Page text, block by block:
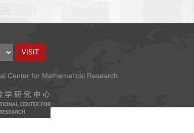
Center for Mathematical Research.